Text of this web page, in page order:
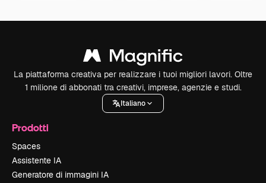
La piattaforma creativa per realizzare i tuoi migliori lavori. Oltre
1 milione di abbonati tra creativi, imprese, agenzie e studi.
Italiano
Prodotti
Spaces
Assistente IA
Generatore di immagini IA